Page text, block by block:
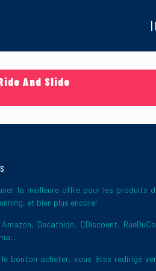
And Slide
la meilleure offre pour les produits
et bien plus encore!
Decathlon, CDiscount,
bouton acheter, vous êtes redirigé